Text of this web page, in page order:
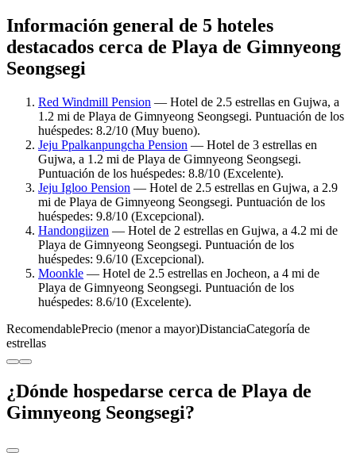
Información general de 5 hoteles
destacados cerca de Playa de Gimnyeong
Seongsegi
Red Windmill Pension — Hotel de 2.5 estrellas en Gujwa, a
1.2 mi de Playa de Gimnyeong Seongsegi. Puntuación de los
huéspedes: 8.2/10 (Muy bueno).
Jeju Ppalkanpungcha Pension — Hotel de 3 estrellas en
Gujwa, a 1.2 mi de Playa de Gimnyeong Seongsegi.
Puntuación de los huéspedes: 8.8/10 (Excelente).
Jeju Igloo Pension — Hotel de 2.5 estrellas en Gujwa, a 2.9
mi de Playa de Gimnyeong Seongsegi. Puntuación de los
huéspedes: 9.8/10 (Excepcional).
Handongiizen — Hotel de 2 estrellas en Gujwa, a 4.2 mi de
Playa de Gimnyeong Seongsegi. Puntuación de los
huéspedes: 9.6/10 (Excepcional).
Moonkle — Hotel de 2.5 estrellas en Jocheon, a 4 mi de
Playa de Gimnyeong Seongsegi. Puntuación de los
huéspedes: 8.6/10 (Excelente).
RecomendablePrecio (menor a mayor)DistanciaCategoría de
estrellas
¿Dónde hospedarse cerca de Playa de
Gimnyeong Seongsegi?